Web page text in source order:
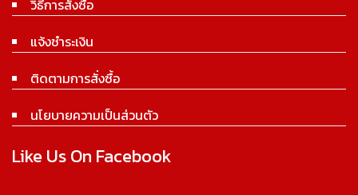
วิธีการสั่งซื้อ
แจ้งชำระเงิน
ติดตามการสั่งซื้อ
นโยบายความเป็นส่วนตัว
Like Us On Facebook